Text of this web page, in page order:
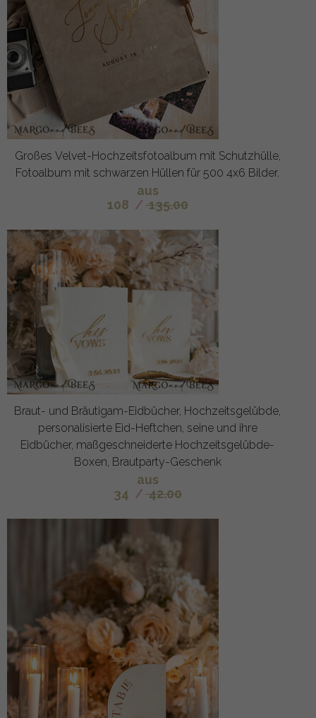
Großes Velvet-Hochzeitsfotoalbum mit Schutzhülle,
Fotoalbum mit schwarzen Hüllen für 500 4x6 Bilder.
aus
108 / 135.00
Braut- und Bräutigam-Eidbücher, Hochzeitsgelübde,
personalisierte Eid-Heftchen, seine und ihre
Eidbücher, maßgeschneiderte Hochzeitsgelübde-
Boxen, Brautparty-Geschenk
aus
34 / 42.00